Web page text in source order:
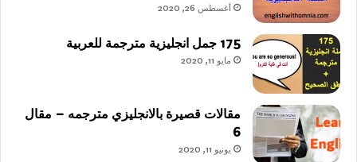
أغسطس 26, 2020
175 جمل انجليزية مترجمة للعربية
مايو 11, 2020
مقالات قصيرة بالانجليزي مترجمه – مقال
6
يونيو 11, 2020